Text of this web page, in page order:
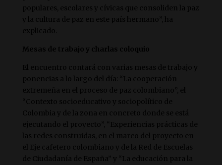
populares, escolares y cívicas que consoliden la paz
y la cultura de paz en este país hermano”, ha
explicado.
Mesas de trabajo y charlas coloquio
El encuentro contará con varias mesas de trabajo y
ponencias a lo largo del día: “La cooperación
extremeña en el proceso de paz colombiano”, el
“Contexto socioeducativo y sociopolítico de
Colombia y de la zona en concreto donde se está
ejecutando el proyecto”, “Experiencias prácticas de
las redes construidas, en el marco del proyecto en
el Eje cafetero colombiano y de la Red de Escuelas
de Ciudadanía de España” y “La educación para la